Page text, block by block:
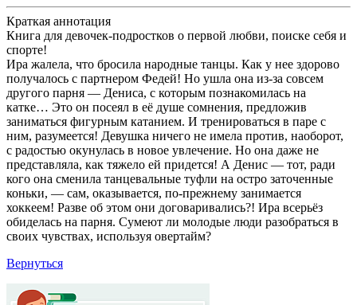
Краткая аннотация
Книга для девочек-подростков о первой любви, поиске себя и
спорте!
Ира жалела, что бросила народные танцы. Как у нее здорово
получалось с партнером Федей! Но ушла она из-за совсем
другого парня — Дениса, с которым познакомилась на
катке… Это он посеял в её душе сомнения, предложив
заниматься фигурным катанием. И тренироваться в паре с
ним, разумеется! Девушка ничего не имела против, наоборот,
с радостью окунулась в новое увлечение. Но она даже не
представляла, как тяжело ей придется! А Денис — тот, ради
кого она сменила танцевальные туфли на остро заточенные
коньки, — сам, оказывается, по-прежнему занимается
хоккеем! Разве об этом они договаривались?! Ира всерьёз
обиделась на парня. Сумеют ли молодые люди разобраться в
своих чувствах, используя овертайм?
Вернуться